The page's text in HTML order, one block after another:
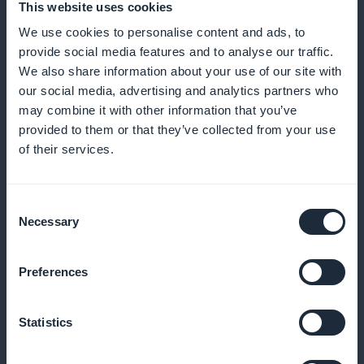
This website uses cookies
We use cookies to personalise content and ads, to
provide social media features and to analyse our traffic.
We also share information about your use of our site with
our social media, advertising and analytics partners who
may combine it with other information that you’ve
provided to them or that they’ve collected from your use
of their services.
Selection
Necessary
Preferences
Statistics
Jetzt von der Liste kaufen
Push für jede neue Funktion
Benachrichtigen Sie Ihre Kunden, sobald eine neue
Uhr in Ihrer App verfügbar ist